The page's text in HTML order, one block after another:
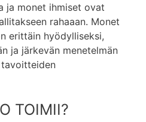
ja monet ihmiset ovat
rahaaan. Monet
erittäin hyödylliseksi,
ja järkevän menetelmän
tavoitteiden
TOIMII?